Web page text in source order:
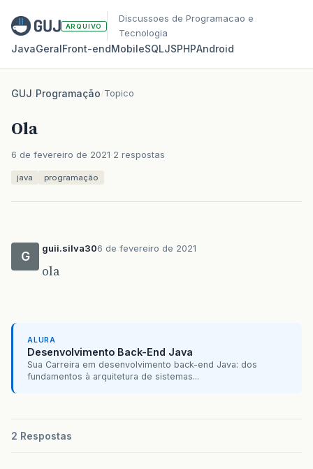
ARQUIVO
Discussoes de Programacao e
Tecnologia
JavaGeralFront‑endMobileSQLJSPHPAndroid
GUJ/Programação/Topico
Ola
6 de fevereiro de 2021 2 respostas
java programação
G
guii.silva306 de fevereiro de 2021
ola
ALURA
Desenvolvimento Back-End Java
Sua Carreira em desenvolvimento back-end Java: dos
fundamentos à arquitetura de sistemas...
2 Respostas